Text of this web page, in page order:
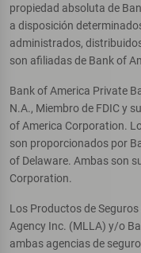
propiedad absoluta de
a disposición
administrados,
son afiliadas de Bank of
Bank of America Private
N.A., Miembro de FDIC y
of America Corporation.
son proporcionados por
of Delaware. Ambas son
Corporation.
Los Productos de
Agency Inc. (MLLA) y/o
ambas agencias de